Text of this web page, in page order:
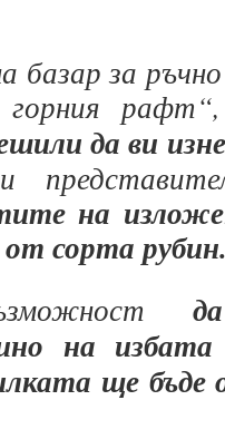
базар за
горния
да ви
и
на
сорта
на избата
ще бъде